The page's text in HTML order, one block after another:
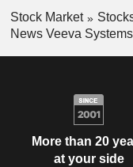
Stock Market
News Veeva
More than 20
at your side